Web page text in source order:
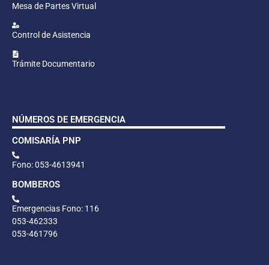
Mesa de Partes Virtual
Control de Asistencia
Trámite Documentario
NÚMEROS DE EMERGENCIA
COMISARÍA PNP
Fono: 053-4613941
BOMBEROS
Emergencias Fono: 116
053-462333
053-461796